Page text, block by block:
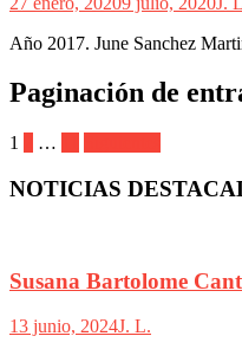
Año 2017. June Sanchez
Paginación de
1 …
NOTICIAS
Susana Bartolome
13 junio, 2024J. L.